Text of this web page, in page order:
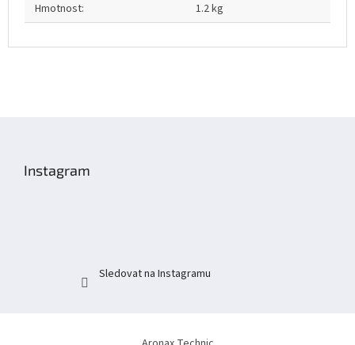
Hmotnost: 1.2 kg
Instagram
Sledovat na Instagramu